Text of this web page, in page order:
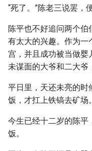
“死了。”陈老三说罢，
陈平也不好追问两个
有太大的兴趣。作为一
宫，并且成功被当做婴
未谋面的大爷和二大爷
平日里，天还未亮的时
饭，才扛上铁镐去矿场。
今生已经十二岁的陈平
饭。